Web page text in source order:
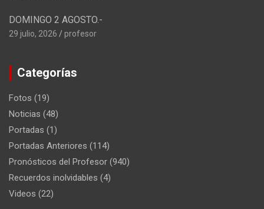
DOMINGO 2 AGOSTO.-
29 julio, 2026 profesor
Categorías
Fotos (19)
Noticias (48)
Portadas (1)
Portadas Anteriores (114)
Pronósticos del Profesor (940)
Recuerdos inolvidables (4)
Videos (22)